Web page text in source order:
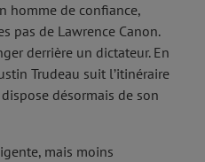
homme de confiance,
pas de Lawrence Canon.
derrière un dictateur. En
Trudeau suit l’itinéraire
désormais de son
mais moins